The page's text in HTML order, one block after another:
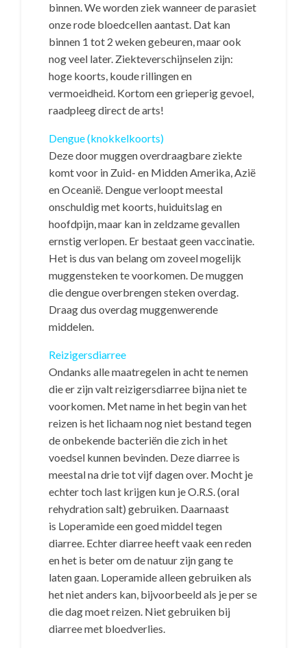
binnen. We worden ziek wanneer de parasiet
onze rode bloedcellen aantast. Dat kan
binnen 1 tot 2 weken gebeuren, maar ook
nog veel later. Ziekteverschijnselen zijn:
hoge koorts, koude rillingen en
vermoeidheid. Kortom een grieperig gevoel,
raadpleeg direct de arts!
Dengue (knokkelkoorts)
Deze door muggen overdraagbare ziekte
komt voor in Zuid- en Midden Amerika, Azië
en Oceanië. Dengue verloopt meestal
onschuldig met koorts, huiduitslag en
hoofdpijn, maar kan in zeldzame gevallen
ernstig verlopen. Er bestaat geen vaccinatie.
Het is dus van belang om zoveel mogelijk
muggensteken te voorkomen. De muggen
die dengue overbrengen steken overdag.
Draag dus overdag muggenwerende
middelen.
Reizigersdiarree
Ondanks alle maatregelen in acht te nemen
die er zijn valt reizigersdiarree bijna niet te
voorkomen. Met name in het begin van het
reizen is het lichaam nog niet bestand tegen
de onbekende bacteriën die zich in het
voedsel kunnen bevinden. Deze diarree is
meestal na drie tot vijf dagen over. Mocht je
echter toch last krijgen kun je O.R.S. (oral
rehydration salt) gebruiken. Daarnaast
is Loperamide een goed middel tegen
diarree. Echter diarree heeft vaak een reden
en het is beter om de natuur zijn gang te
laten gaan. Loperamide alleen gebruiken als
het niet anders kan, bijvoorbeeld als je per se
die dag moet reizen. Niet gebruiken bij
diarree met bloedverlies.